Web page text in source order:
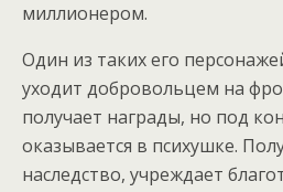
миллионером.
Один из таких его
уходит добровольцем на
получает награды, но под
оказывается в психушке.
наследство, учреждает